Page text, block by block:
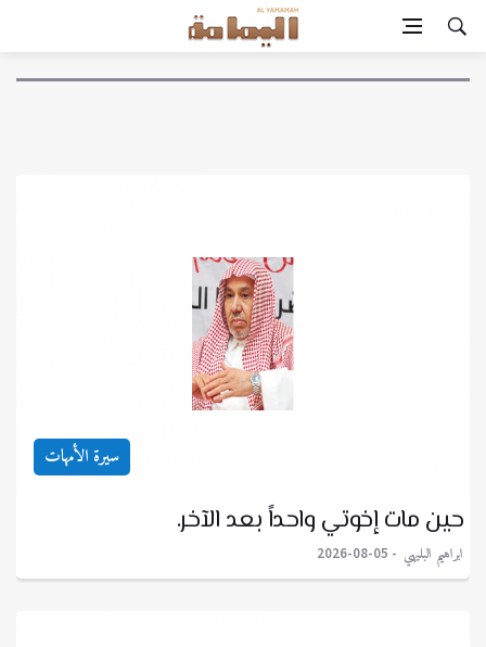
سيرة الأمهات
حين مات إخوتي واحداً بعد الآخر.
ابراهيم البليهي 2026-08-05